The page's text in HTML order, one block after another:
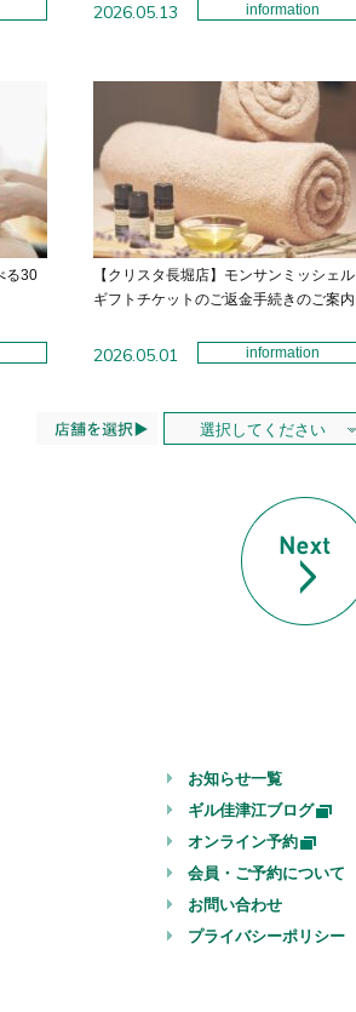
2026.05.13 information
る30
【クリスタ長堀店】モンサンミッシェル
ギフトチケットのご返金手続きのご案内
2026.05.01 information
お知らせ一覧
ギル佳津江ブログ
オンライン予約
会員・ご予約について
お問い合わせ
プライバシーポリシー